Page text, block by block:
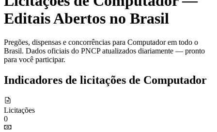
Editais Abertos no Brasil
Pregões, dispensas e concorrências para Computador em todo o
Brasil. Dados oficiais do PNCP atualizados diariamente — pronto
para você participar.
Indicadores de licitações de Computador
Licitações
0